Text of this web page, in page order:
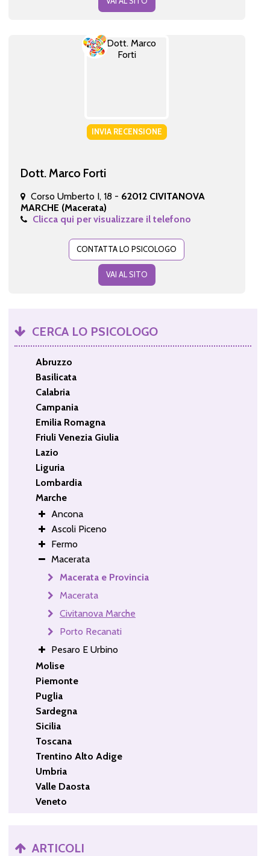
INVIA RECENSIONE
Dott. Marco Forti
Corso Umberto I, 18 - 62012 CIVITANOVA
MARCHE (Macerata)
Clicca qui per visualizzare il telefono
CONTATTA LO PSICOLOGO
VAI AL SITO
CERCA LO PSICOLOGO
Abruzzo
Basilicata
Calabria
Campania
Emilia Romagna
Friuli Venezia Giulia
Lazio
Liguria
Lombardia
Marche
Ancona
Ascoli Piceno
Fermo
Macerata
Macerata e Provincia
Macerata
Civitanova Marche
Porto Recanati
Pesaro E Urbino
Molise
Piemonte
Puglia
Sardegna
Sicilia
Toscana
Trentino Alto Adige
Umbria
Valle Daosta
Veneto
ARTICOLI